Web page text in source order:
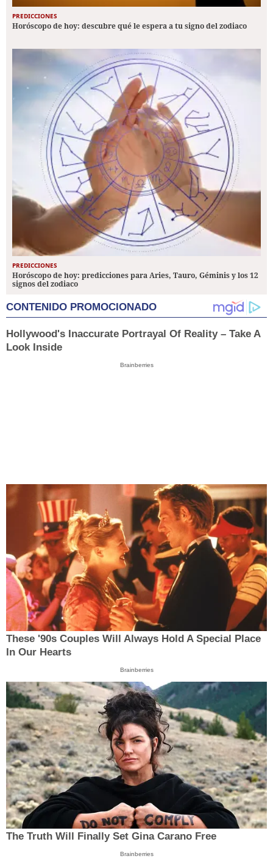
PREDICCIONES
Horóscopo de hoy: descubre qué le espera a tu signo del zodiaco
PREDICCIONES
Horóscopo de hoy: predicciones para Aries, Tauro, Géminis y los 12
signos del zodiaco
CONTENIDO PROMOCIONADO
Hollywood's Inaccurate Portrayal Of Reality – Take A
Look Inside
Brainberries
These '90s Couples Will Always Hold A Special Place
In Our Hearts
Brainberries
The Truth Will Finally Set Gina Carano Free
Brainberries